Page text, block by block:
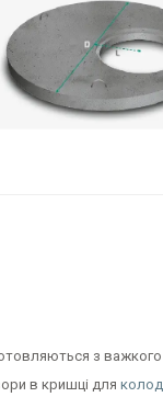
з
в кришці для